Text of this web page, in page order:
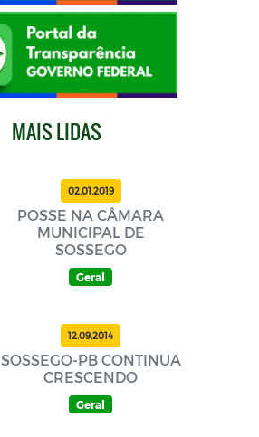
MAIS LIDAS
02.01.2019
POSSE NA CÂMARA
MUNICIPAL DE
SOSSEGO
Geral
12.09.2014
SOSSEGO-PB CONTINUA
CRESCENDO
Geral